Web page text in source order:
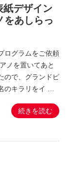
紙デザイン
をあしらっ
ログラムをご依頼
ノを置いてあと
ので、グランドピ
のキラリをイ …
続きを読む